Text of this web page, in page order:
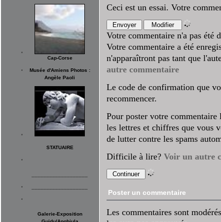
Cap-Corse
Musée d'Amiens Photos :
Angèle Paoli
STATUAIRE
Galerie-Exposition
Ceci est un essai. Votre
Votre commentaire n'a pas été
Votre commentaire a été
n'apparaîtront pas tant que
autre commentaire
Le code de confirmation que
recommencer.
Pour poster votre commentaire
les lettres et chiffres que vous
de lutter contre les spams
Difficile à lire? Voir un autre
Poster un commentaire
Les commentaires sont